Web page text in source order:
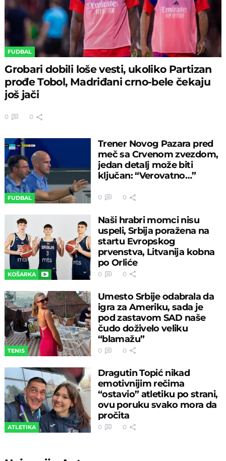
FUDBAL
Grobari dobili loše vesti, ukoliko Partizan
prođe Tobol, Madriđani crno-bele čekaju
još jači
0 0
FUDBAL
Trener Novog Pazara pred
meč sa Crvenom zvezdom,
jedan detalj može biti
ključan: “Verovatno…”
0 0
KOŠARKA
Naši hrabri momci nisu
uspeli, Srbija poražena na
startu Evropskog
prvenstva, Litvanija kobna
po Orliće
0 0
TENIS
Umesto Srbije odabrala da
igra za Ameriku, sada je
pod zastavom SAD naše
čudo doživelo veliku
“blamažu”
0 0
ATLETIKA
Dragutin Topić nikad
emotivnijim rečima
“ostavio” atletiku po strani,
ovu poruku svako mora da
pročita
0 0